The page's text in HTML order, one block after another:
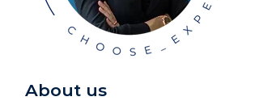
About us